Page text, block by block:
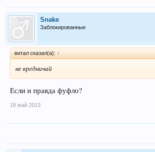
Snake
Заблокированные
витал сказал(а): ↑
не вредничай
Если и правда фуфло?
18 май 2013